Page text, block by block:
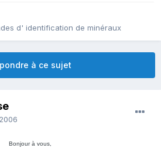
d' identification de minéraux
à ce sujet
Bonjour à vous,